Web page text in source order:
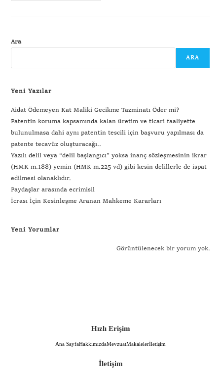
Ara
ARA
Yeni Yazılar
Aidat Ödemeyen Kat Maliki Gecikme Tazminatı Öder mi?
Patentin koruma kapsamında kalan üretim ve ticari faaliyette
bulunulmasa dahi aynı patentin tescili için başvuru yapılması da
patente tecavüz oluşturacağı..
Yazılı delil veya “delil başlangıcı” yoksa inanç sözleşmesinin ikrar
(HMK m.188) yemin (HMK m.225 vd) gibi kesin delillerle de ispat
edilmesi olanaklıdır.
Paydaşlar arasında ecrimisil
İcrası İçin Kesinleşme Aranan Mahkeme Kararları
Yeni Yorumlar
Görüntülenecek bir yorum yok.
Hızlı Erişim
Ana SayfaHakkımızdaMevzuatMakalelerİletişim
İletişim